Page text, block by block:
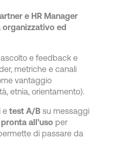
e HR Manager
organizzativo ed
e feedback e
metriche e canali
vantaggio
etnia, orientamento).
e test A/B su messaggi
all’uso per
di passare da